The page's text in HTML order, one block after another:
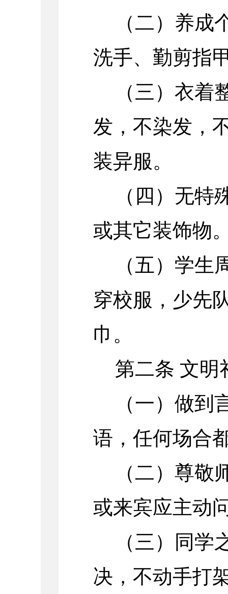
（二）养
洗手、勤剪指
（三）衣着
发，不染发，
装异服。
（四）无
或其它装饰物
（五）学
穿校服，少先
巾。
第二条 文明
（一）做
语，任何场合
（二）尊
或来宾应主动
（三）同学
决，不动手打